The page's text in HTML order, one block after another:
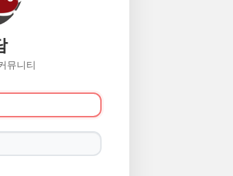
뮤니티